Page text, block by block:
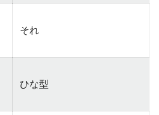
それ
ひな型